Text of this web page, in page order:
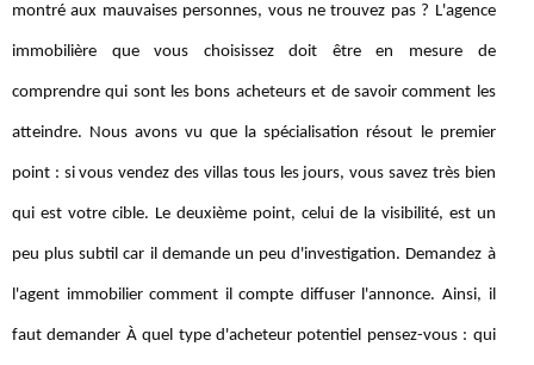
montré aux mauvaises personnes, vous ne trouvez pas ? L'agence
immobilière que vous choisissez doit être en mesure de
comprendre qui sont les bons acheteurs et de savoir comment les
atteindre. Nous avons vu que la spécialisation résout le premier
point : si vous vendez des villas tous les jours, vous savez très bien
qui est votre cible. Le deuxième point, celui de la visibilité, est un
peu plus subtil car il demande un peu d'investigation. Demandez à
l'agent immobilier comment il compte diffuser l'annonce. Ainsi, il
faut demander À quel type d'acheteur potentiel pensez-vous : qui